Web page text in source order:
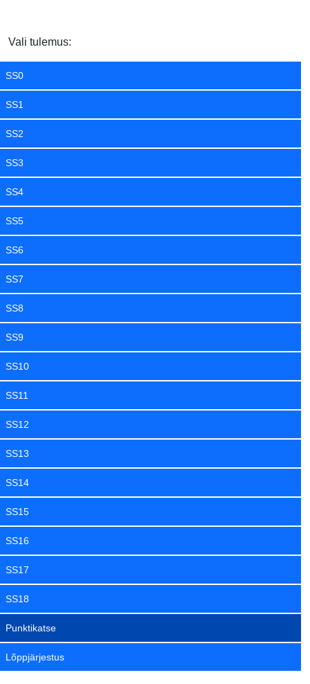
Vali tulemus:
SS0
SS1
SS2
SS3
SS4
SS5
SS6
SS7
SS8
SS9
SS10
SS11
SS12
SS13
SS14
SS15
SS16
SS17
SS18
Punktikatse
Lõppjärjestus